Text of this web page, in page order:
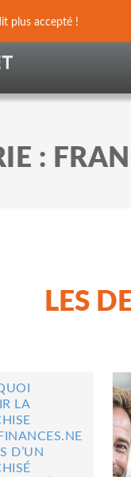
plus accepté !
:
LA
D’UN